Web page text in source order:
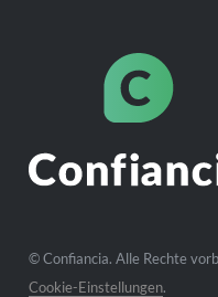
© Confiancia. Alle Rechte
Cookie-Einstellungen.